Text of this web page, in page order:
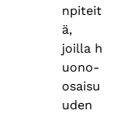
npiteit
ä,
joilla h
uono-
osaisu
uden